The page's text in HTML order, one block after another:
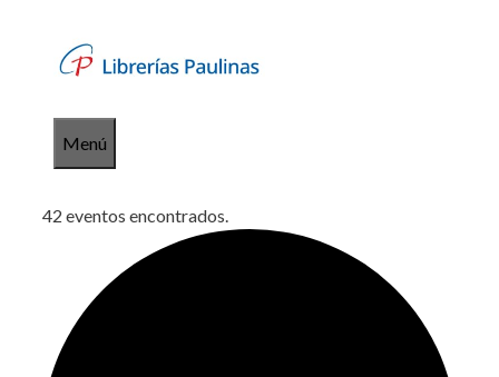
contenido
Menú
42 eventos encontrados.